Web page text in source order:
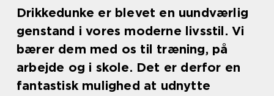
Drikkedunke er blevet en uundværlig
genstand i vores moderne livsstil. Vi
bærer dem med os til træning, på
arbejde og i skole. Det er derfor en
fantastisk mulighed at udnytte